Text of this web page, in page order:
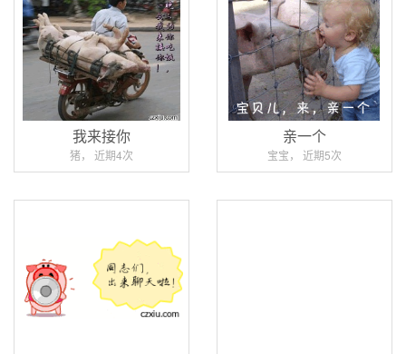
我来接你
猪， 近期4次
亲一个
宝宝， 近期5次